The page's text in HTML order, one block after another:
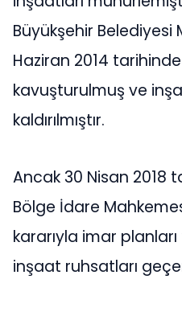
Büyükşehir Belediyesi
Haziran 2014
kavuşturulmuş ve
kaldırılmıştır.
Ancak 30 Nisan 2018
Bölge İdare
kararıyla imar
inşaat ruhsatları